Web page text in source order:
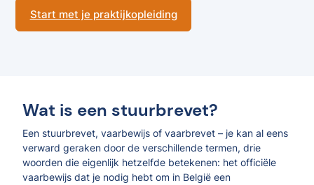
Start met je praktijkopleiding
Wat is een stuurbrevet?
Een stuurbrevet, vaarbewijs of vaarbrevet – je kan al eens
verward geraken door de verschillende termen, drie
woorden die eigenlijk hetzelfde betekenen: het officiële
vaarbewijs dat je nodig hebt om in België een